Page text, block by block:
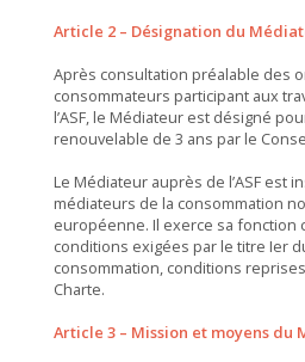
Article 2 – Désignation du
Après consultation préalable des
consommateurs participant aux
l’ASF, le Médiateur est désigné
renouvelable de 3 ans par le
Le Médiateur auprès de l’ASF est
médiateurs de la consommation
européenne. Il exerce sa fonction
conditions exigées par le titre Ier
consommation, conditions
Charte.
Article 3 – Mission et moyens du